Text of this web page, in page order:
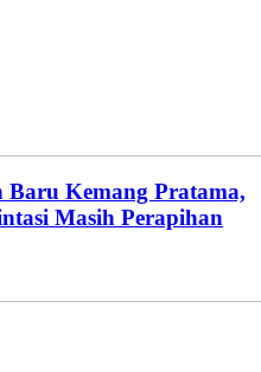
Baru Kemang Pratama,
Masih Perapihan